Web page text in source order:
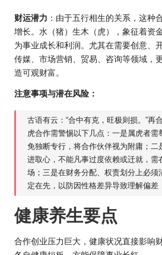
财运潜力 ：由于五行相生的关系，这种
增长。水（猪）生木（虎），象征着资
为事业成长和利润。尤其在需要创意、
传媒、市场营销、贸易、咨询等领域，
造可观财富。
注意事项与潜在风险：
古语有云：“合中有克，旺极则损。”再
虎合作需警惕以下几点：一是属虎者需
免独断专行，将合作伙伴视为附庸；二
进取心，不能凡事过度依赖或迁就，需
场；三是在财务分配、权责划分上必须
定在先，以防因性格差异导致理解偏差
健康养生要点
合作创业压力巨大，健康状况直接影响